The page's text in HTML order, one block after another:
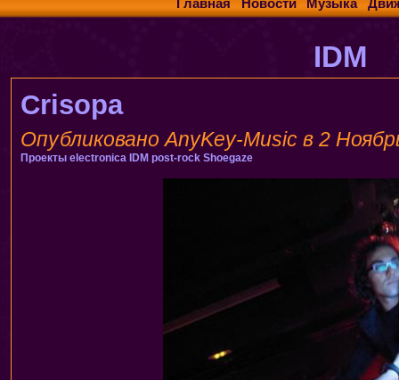
Главная Новости Музыка
IDM
Crisopa
Опубликовано AnyKey-Music в 2
Проекты electronica IDM post-rock Shoegaze